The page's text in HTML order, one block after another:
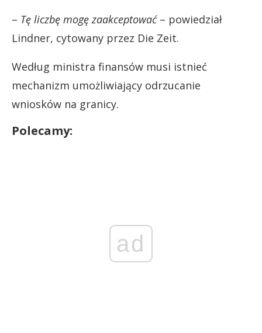
– Tę liczbę mogę zaakceptować– powiedział
Lindner, cytowany przez Die Zeit.
Według ministra finansów musi istnieć
mechanizm umożliwiający odrzucanie
wniosków na granicy.
Polecamy:
ad